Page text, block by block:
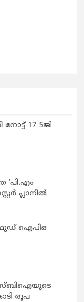
17 5ജി
‘പി.എം
പ്ലാനിൽ
ഫുഡ് ഐപിഒ
രൂപ